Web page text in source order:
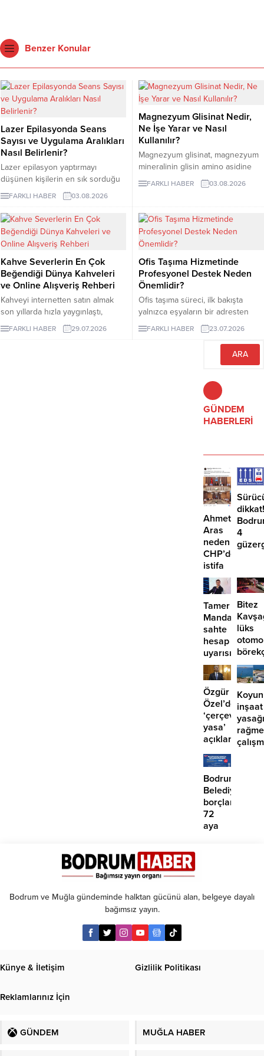
Benzer Konular
Lazer Epilasyonda Seans
Sayısı ve Uygulama Aralıkları
Nasıl Belirlenir?
Lazer epilasyon yaptırmayı
düşünen kişilerin en sık sorduğu
konuların başında kaç seans
gerektiği gelir. Ancak bu soruya
herkes için geçerli tek bir sayı
vermek mümkün değildir. Cilt
rengi, kılın kalınlığı, uygulama
bölgesi ve hormonal özellikler
seans planını etkileyebilir. İzmir
lazer epilasyon seçenekleri
araştırılırken kısa sürede kesin
sonuç vadeden açıklamalarla
karşılaşılabilir....
FARKLI HABER 03.08.2026
Magnezyum Glisinat Nedir,
Ne İşe Yarar ve Nasıl
Kullanılır?
Magnezyum glisinat, magnezyum
mineralinin glisin amino asidine
bağlandığı bir takviye formudur.
Glisin, vücudun protein yapımında
ve burada minerali taşıyan bileşen
olarak görev yapar.
FARKLI HABER 03.08.2026
Kahve Severlerin En Çok
Beğendiği Dünya Kahveleri
ve Online Alışveriş Rehberi
Kahveyi internetten satın almak
son yıllarda hızla yaygınlaştı,
çünkü artık dünyanın en özel
yörelerinden gelen çekirdekler
FARKLI HABER 29.07.2026
Ofis Taşıma Hizmetinde
Profesyonel Destek Neden
Önemlidir?
Ofis taşıma süreci, ilk bakışta
yalnızca eşyaların bir adresten
başka bir adrese götürülmesi gibi
görünse de kurumsal işletmeler
için bundan çok daha geniş bir
FARKLI HABER 23.07.2026
GÜNDEM
HABERLERİ
Ahmet
Aras
neden
CHP’den
istifa
etmiyor?
dikkat!
4
Tamer
sahte
hesap
uyarısı
Bitez
lüks
girdi:
2
Özgür
Özel’den
‘çerçeve
yasa’
açıklaması:
atma
çabamız
yok’
inşaat
Bodrum
borçlara
72
aya
Bodrum ve Muğla gündeminde halktan gücünü alan, belgeye dayalı
bağımsız yayın.
Künye & İletişim Gizlilik Politikası
Reklamlarınız İçin
GÜNDEM MUĞLA HABER